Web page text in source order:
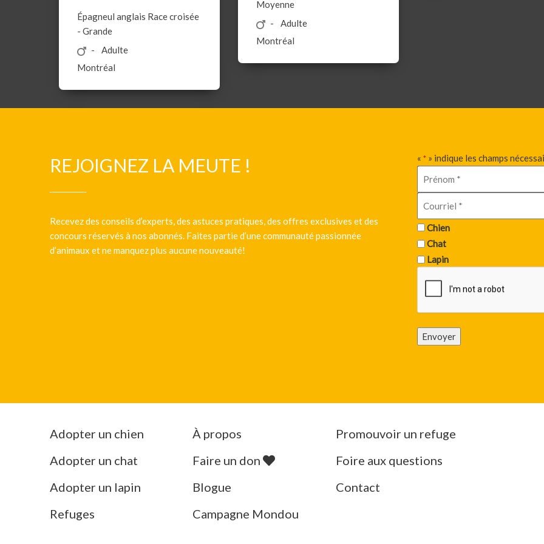
Épagneul anglais Race croisée
- Grande
Adulte
Montréal
Moyenne
Adulte
Montréal
REJOIGNEZ LA MEUTE !
Recevez des conseils d’experts, des astuces pratiques, des offres exclusives et des
concours réservés à nos abonnés. Faites partie d’une communauté passionnée
d’animaux et ne manquez plus aucune nouveauté!
« * » indique les champs
Chien
Chat
Lapin
Envoyer
Adopter un chien
Adopter un chat
Adopter un lapin
Refuges
À propos
Faire un don
Blogue
Campagne Mondou
Promouvoir un refuge
Foire aux questions
Contact